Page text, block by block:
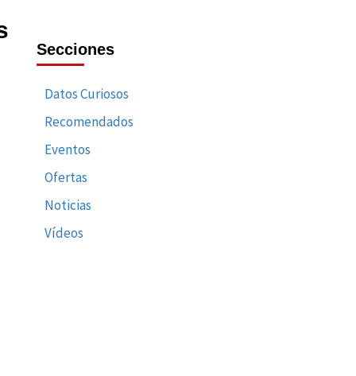
Secciones
Datos Curiosos
Recomendados
Eventos
Ofertas
Noticias
Vídeos